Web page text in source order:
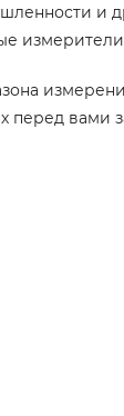
и
перед вами